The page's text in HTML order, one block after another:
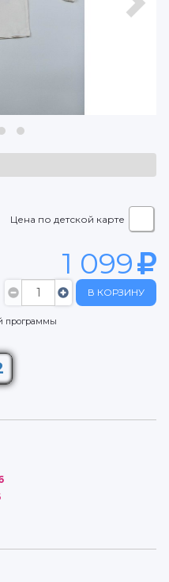
Цена по детской карте
1 099
В КОРЗИНУ
программы